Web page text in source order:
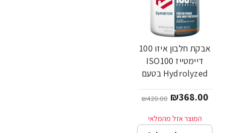
-12%
אבקת חלבון איזו 100
דיימטייז ISO100
Hydrolyzed בטעם
- מבית Dymatize₪368.00
₪420.00